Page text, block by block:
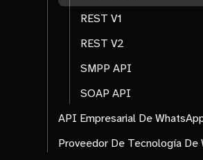
REST V1
REST V2
SMPP API
SOAP API
API Empresarial De
Proveedor De Tecnología De